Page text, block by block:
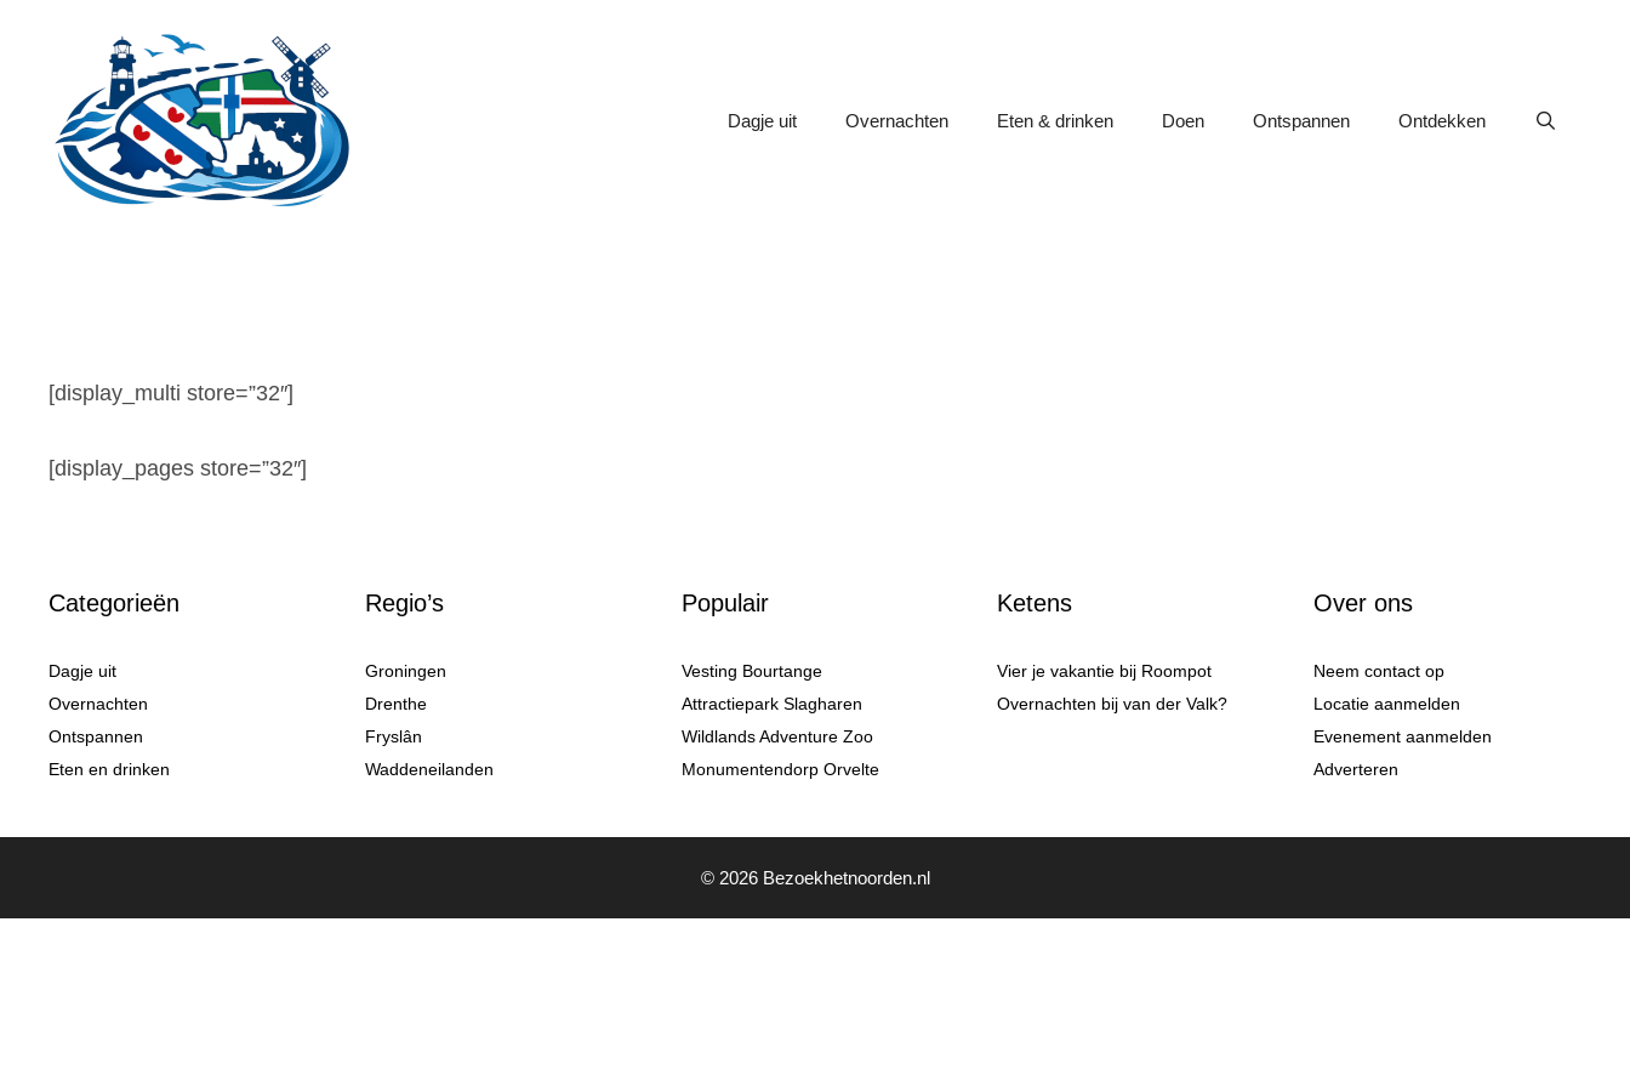
inhoud
Dagje uit Overnachten Eten & drinken Doen Ontspannen Ontdekken
[display_multi store=”32″]
[display_pages store=”32″]
Categorieën
Dagje uit
Overnachten
Ontspannen
Eten en drinken
Regio’s
Groningen
Drenthe
Fryslân
Waddeneilanden
Populair
Vesting Bourtange
Attractiepark Slagharen
Wildlands Adventure Zoo
Monumentendorp Orvelte
Ketens
Vier je vakantie bij Roompot
Overnachten bij van der Valk?
Over ons
Neem contact op
Locatie aanmelden
Evenement aanmelden
Adverteren
© 2026 Bezoekhetnoorden.nl